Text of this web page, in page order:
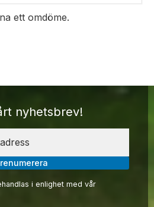
ett omdöme.
nyhetsbrev!
i enlighet med vår